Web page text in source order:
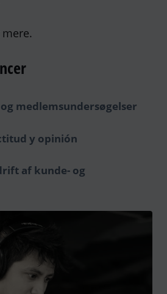
medlemsundersøgelser
y opinión
af kunde- og